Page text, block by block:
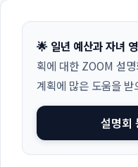
🌟 일년 예산과 자녀
획에 대한 ZOOM 설
계획에 많은 도움을 받
설명회